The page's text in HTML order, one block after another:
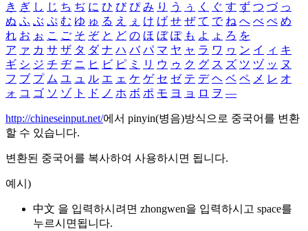
き ぎ し じ ち ぢ に ひ び ぴ み り う ぅ く ぐ す ず つ づ っ
ぬ ふ ぶ ぷ む ゆ ゅ る え ぇ け げ せ ぜ て で ね へ べ ぺ め
れ お ぉ こ ご そ ぞ と ど の ほ ぼ ぽ も よ ょ ろ を
ア ァ カ サ ザ タ ダ ナ ハ バ パ マ ヤ ャ ラ ワ ヮ ン イ ィ キ
ギ シ ジ チ ヂ ニ ヒ ビ ピ ミ リ ウ ゥ ク グ ス ズ ツ ヅ ッ ヌ
フ ブ プ ム ユ ュ ル エ ェ ケ ゲ セ ゼ テ デ ヘ ベ ペ メ レ オ
ォ コ ゴ ソ ゾ ト ド ノ ホ ボ ポ モ ヨ ョ ロ ヲ ―
http://chineseinput.net/에서 pinyin(병음)방식으로 중국어를 변환
할 수 있습니다.
변환된 중국어를 복사하여 사용하시면 됩니다.
예시)
中文 을 입력하시려면 zhongwen을 입력하시고 space를
누르시면됩니다.